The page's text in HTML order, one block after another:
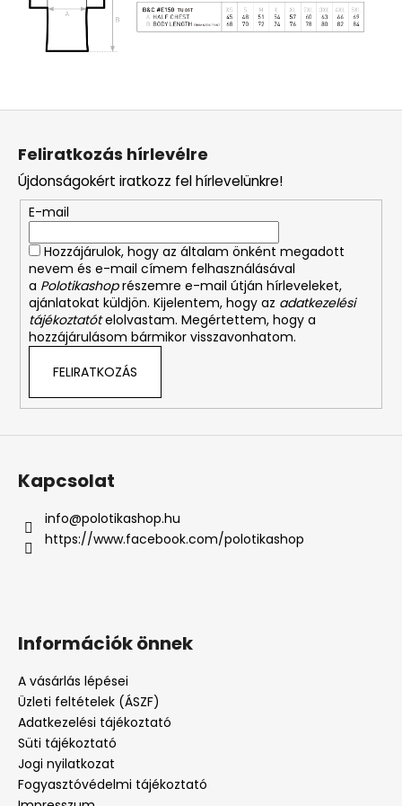
L
Feliratkozás hírlevélre
Újdonságokért iratkozz fel hírlevelünkre!
E-mail
Hozzájárulok, hogy az általam önként megadott
nevem és e-mail címem felhasználásával
a Polotikashoprészemre e-mail útján hírleveleket,
ajánlatokat küldjön. Kijelentem, hogy az adatkezelési
tájékoztatót elolvastam. Megértettem, hogy a
hozzájárulásom bármikor visszavonhatom.
FELIRATKOZÁS
Kapcsolat
info@polotikashop.hu
https://www.facebook.com/polotikashop
Információk önnek
A vásárlás lépései
Üzleti feltételek (ÁSZF)
Adatkezelési tájékoztató
Süti tájékoztató
Jogi nyilatkozat
Fogyasztóvédelmi tájékoztató